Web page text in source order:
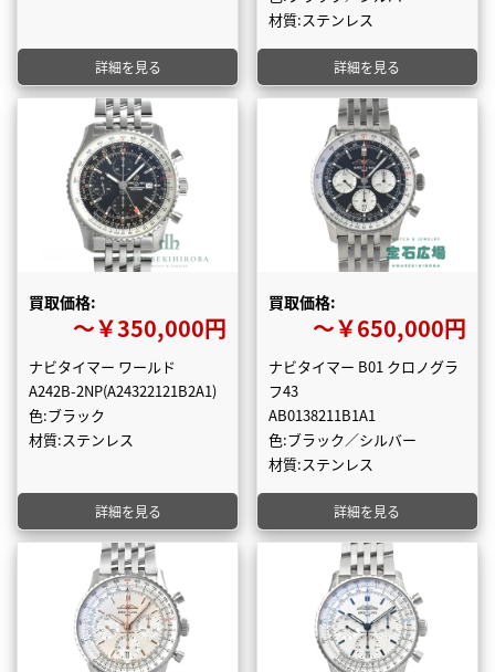
詳細を見る
材質:ステンレス
詳細を見る
買取価格:
〜￥350,000円
ナビタイマー ワールド
A242B-2NP(A24322121B2A1)
色:ブラック
材質:ステンレス
詳細を見る
買取価格:
〜￥650,000円
ナビタイマー B01 クロノグラ
フ43
AB0138211B1A1
色:ブラック／シルバー
材質:ステンレス
詳細を見る